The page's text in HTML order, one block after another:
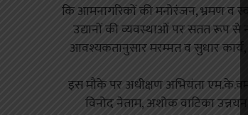
कि आमनागरिकों की मनोरंजन, भ्रमण व
उद्यानों की व्यवस्थाओं पर सतत रूप
आवश्यकतानुसार मरम्मत व सुधार
इस मौके पर अधीक्षण अभियंता
विनोद नेताम, अशोक वाटिका